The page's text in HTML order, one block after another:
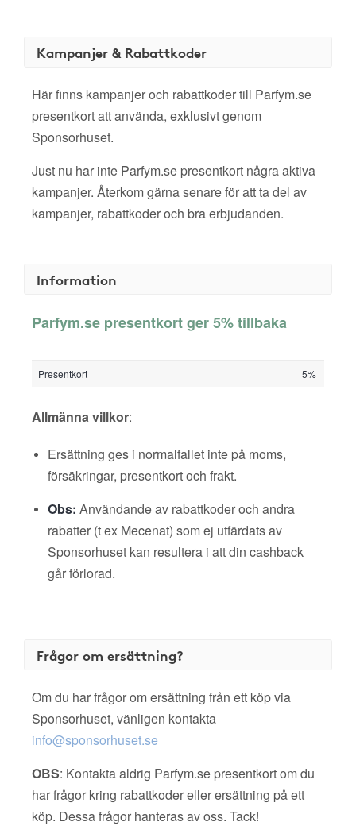
Kampanjer & Rabattkoder
Här finns kampanjer och rabattkoder till Parfym.se
presentkort att använda, exklusivt genom
Sponsorhuset.
Just nu har inte Parfym.se presentkort några aktiva
kampanjer. Återkom gärna senare för att ta del av
kampanjer, rabattkoder och bra erbjudanden.
Information
Parfym.se presentkort ger 5% tillbaka
Presentkort 5%
Allmänna villkor:
Ersättning ges i normalfallet inte på moms,
försäkringar, presentkort och frakt.
Obs: Användande av rabattkoder och andra
rabatter (t ex Mecenat) som ej utfärdats av
Sponsorhuset kan resultera i att din cashback
går förlorad.
Frågor om ersättning?
Om du har frågor om ersättning från ett köp via
Sponsorhuset, vänligen kontakta
info@sponsorhuset.se
OBS: Kontakta aldrig Parfym.se presentkort om du
har frågor kring rabattkoder eller ersättning på ett
köp. Dessa frågor hanteras av oss. Tack!